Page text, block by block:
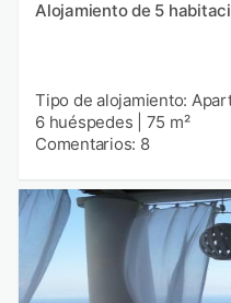
Alojamiento de 5
Tipo de alojamiento:
6 huéspedes
75 m²
Comentarios: 8